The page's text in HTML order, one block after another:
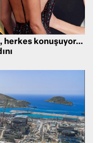
herkes konuşuyor…